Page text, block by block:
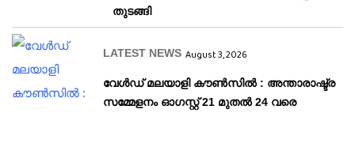
തുടങ്ങി
LATEST NEWS August 3, 2026
വേള്‍ഡ് മലയാളി കൗണ്‍സില്‍ : അന്താരാഷ്ട്ര
സമ്മേളനം ഓഗസ്റ്റ് 21 മുതല്‍ 24 വരെ